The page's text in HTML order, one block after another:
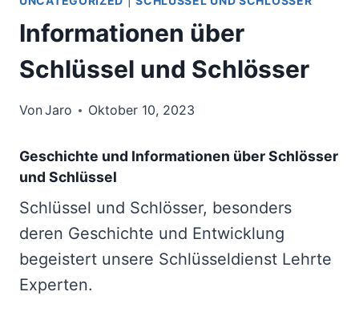
Informationen über
Schlüssel und Schlösser
VonJaro Oktober 10, 2023
Geschichte und Informationen über Schlösser
und Schlüssel
Schlüssel und Schlösser, besonders
deren Geschichte und Entwicklung
begeistert unsere Schlüsseldienst Lehrte
Experten.